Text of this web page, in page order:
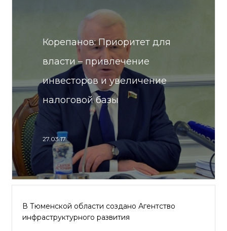
Корепанов: Приоритет для
власти – привлечение
инвесторов и увеличение
налоговой базы
27.03.17
В Тюменской области создано Агентство
инфраструктурного развития